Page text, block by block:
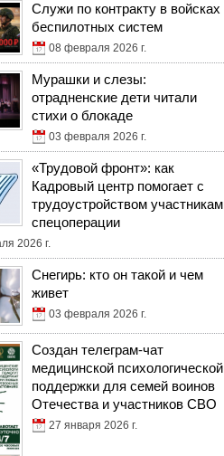
Служи по контракту в войсках
беспилотных систем
08 февраля 2026 г.
Мурашки и слезы:
отрадненские дети читали
стихи о блокаде
03 февраля 2026 г.
«Трудовой фронт»: как
Кадровый центр помогает с
трудоустройством участникам
спецоперации
2026 г.
Снегирь: кто он такой и чем
живет
03 февраля 2026 г.
Создан телеграм-чат
медицинской психологической
поддержки для семей воинов
Отечества и участников СВО
27 января 2026 г.